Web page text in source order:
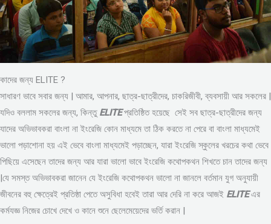
কাদের জন্য ELITE ?
সাধারণ ভাবে সবার জন্য | আমার, আপনার, ছাত্র-ছাত্রীদের, চাকরিজীবী, ব্যবসায়ী আর সকলের |
যদিও বললাম সকলের জন্য, কিন্তু ELITEপ্রতিষ্ঠিত হয়েছে সেই সব ছাত্র-ছাত্রীদের জন্য
যাদের অভিভাবকরা বাংলা না ইংরেজি কোন মাধ্যমে তা ঠিক করতে না পেরে বা বাংলা মাধ্যমেই
ভালো পড়াশোনা হয় এই ভেবে বাংলা মাধ্যমেই পড়াচ্ছেন, যারা ইংরেজি স্কুলের খরচের কথা ভেবে
পিছিয়ে এসেছেন তাদের জন্য আর যারা ভালো ভাবে ইংরেজি কথোপকথন শিখতে চান তাদের জন্য
|যে সমস্ত অভিভাবকরা জানেন যে ইংরেজি কথোপকথন ভালো না জানলে বর্তমান যুগ অনুযায়ী
জীবনের বহু ক্ষেত্রেই প্রতিষ্ঠা পেতে অসুবিধা হবেই তারা আর দেরি না করে আজই ELITEএর
কর্মযজ্ঞ নিজের চোখে দেখে ও কানে শুনে ছেলেমেয়েদের ভর্তি করান |